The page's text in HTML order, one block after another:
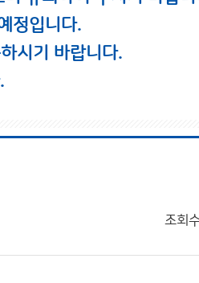
정입니다.
시기 바랍니다.
조회